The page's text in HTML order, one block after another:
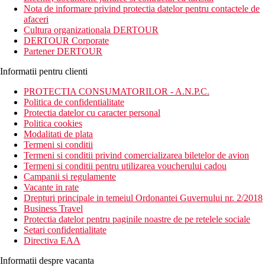
Aeroportul International Dubai (10 km).
Distanta
Aeroportul International Dubai: 14 km
Metrou: 900 m
Plaja: 2,9 km
Descriere camere
Exista urmatoarele tipuri de camera:
Double
Facilitati:
Dus
Toaleta
Uscator de par
Hartie igienica
Vedere la piscina
Vedere la oras
Seif pentru laptop
Birou
Detector de monoxid de carbon
Seif
Etaje superioare accesibile cu liftul
TV cu ecran plat
Uscator de rufe
Nota de informare privind protectia datelor pentru contactele de
afaceri
Cultura organizationala DERTOUR
DERTOUR Corporate
Partener DERTOUR
Informatii pentru clienti
PROTECTIA CONSUMATORILOR - A.N.P.C.
Politica de confidentialitate
Protectia datelor cu caracter personal
Politica cookies
Modalitati de plata
Termeni si conditii
Termeni si conditii privind comercializarea biletelor de avion
Termeni si conditii pentru utilizarea voucherului cadou
Campanii si regulamente
Vacante in rate
Drepturi principale in temeiul Ordonantei Guvernului nr. 2/2018
Business Travel
Protectia datelor pentru paginile noastre de pe retelele sociale
Setari confidentialitate
Directiva EAA
Informatii despre vacanta